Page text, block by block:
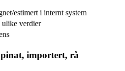
estimert i internt system
verdier
importert, rå